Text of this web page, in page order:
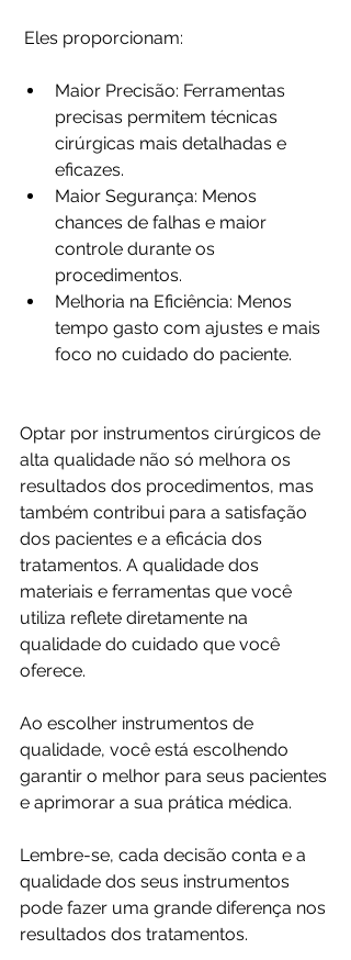
Eles proporcionam:
Maior Precisão: Ferramentas
precisas permitem técnicas
cirúrgicas mais detalhadas e
eficazes.
Maior Segurança: Menos
chances de falhas e maior
controle durante os
procedimentos.
Melhoria na Eficiência: Menos
tempo gasto com ajustes e mais
foco no cuidado do paciente.
Optar por instrumentos cirúrgicos de
alta qualidade não só melhora os
resultados dos procedimentos, mas
também contribui para a satisfação
dos pacientes e a eficácia dos
tratamentos. A qualidade dos
materiais e ferramentas que você
utiliza reflete diretamente na
qualidade do cuidado que você
oferece.
Ao escolher instrumentos de
qualidade, você está escolhendo
garantir o melhor para seus pacientes
e aprimorar a sua prática médica.
Lembre-se, cada decisão conta e a
qualidade dos seus instrumentos
pode fazer uma grande diferença nos
resultados dos tratamentos.